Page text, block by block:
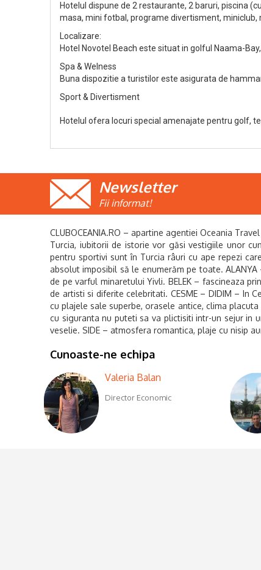
Hotelul dispune de 2 restaurante, 2 baruri, piscina
masa, mini fotbal, programe divertisment,
Localizare:
Hotel Novotel Beach este situat in golful Naama-
Spa & Welness
Buna dispozitie a turistilor este asigurata de
Sport & Divertisment
Hotelul ofera locuri special amenajate pentru golf,
Newsletter
Fii informat!
CLUBOCEANIA.RO – apartine agentiei Oceania
Turcia, iubitorii de istorie vor găsi vestigiile unor
pentru sportivi sunt în Turcia râuri cu ape repezi
absolut imposibil să le enumerăm pe toate.
de pe varful minaretului Yivli. BELEK – fascineaza
de artisti si diferite celebritati. CESME – DIDIM – In
cu plajele sale superbe, orasele antice, clima
cu siguranta nu puteti sa va plictisiti intr-un sejur in
veselie. SIDE – atmosfera romantica, plaje cu nisip
Cunoaste-ne echipa
Valeria Balan
Director Economic